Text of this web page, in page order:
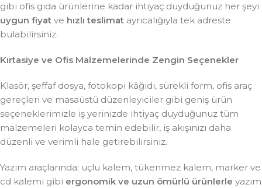
gibi ofis gıda ürünlerine kadar ihtiyaç duyduğunuz her şeyi
uygun fiyat ve hızlı teslimat ayrıcalığıyla tek adreste
bulabilirsiniz.
Kırtasiye ve Ofis Malzemelerinde Zengin Seçenekler
Klasör, şeffaf dosya, fotokopi kâğıdı, sürekli form, ofis araç
gereçleri ve masaüstü düzenleyiciler gibi geniş ürün
seçeneklerimizle iş yerinizde ihtiyaç duyduğunuz tüm
malzemeleri kolayca temin edebilir, iş akışınızı daha
düzenli ve verimli hale getirebilirsiniz.
Yazım araçlarında; uçlu kalem, tükenmez kalem, marker ve
cd kalemi gibi ergonomik ve uzun ömürlü ürünlerle yazım